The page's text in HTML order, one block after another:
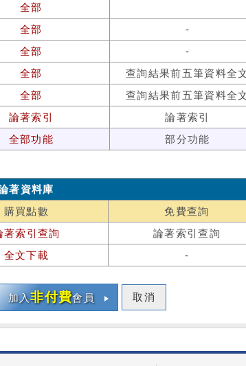
全部
全部
-
全部
-
全部
查詢結果前五筆資料全
全部
查詢結果前五筆資料全
論著索引
論著索引
全部功能 部分功能
著資料庫
購買點數 免費查詢
著索引查詢
論著索引查詢
全文下載
-
加入非付費會員 取消